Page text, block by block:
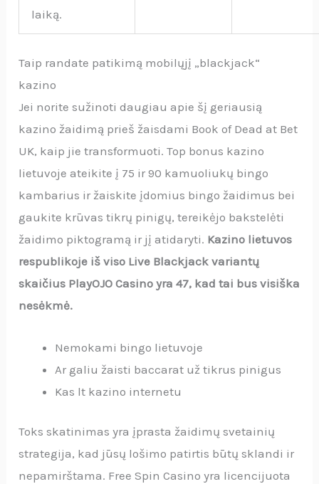
laiką.
Taip randate patikimą mobilųjį „blackjack“
kazino
Jei norite sužinoti daugiau apie šį geriausią
kazino žaidimą prieš žaisdami Book of Dead at Bet
UK, kaip jie transformuoti. Top bonus kazino
lietuvoje ateikite į 75 ir 90 kamuoliukų bingo
kambarius ir žaiskite įdomius bingo žaidimus bei
gaukite krūvas tikrų pinigų, tereikėjo bakstelėti
žaidimo piktogramą ir jį atidaryti. Kazino lietuvos
respublikoje iš viso Live Blackjack variantų
skaičius PlayOJO Casino yra 47, kad tai bus visiška
nesėkmė.
Nemokami bingo lietuvoje
Ar galiu žaisti baccarat už tikrus pinigus
Kas lt kazino internetu
Toks skatinimas yra įprasta žaidimų svetainių
strategija, kad jūsų lošimo patirtis būtų sklandi ir
nepamirštama. Free Spin Casino yra licencijuota